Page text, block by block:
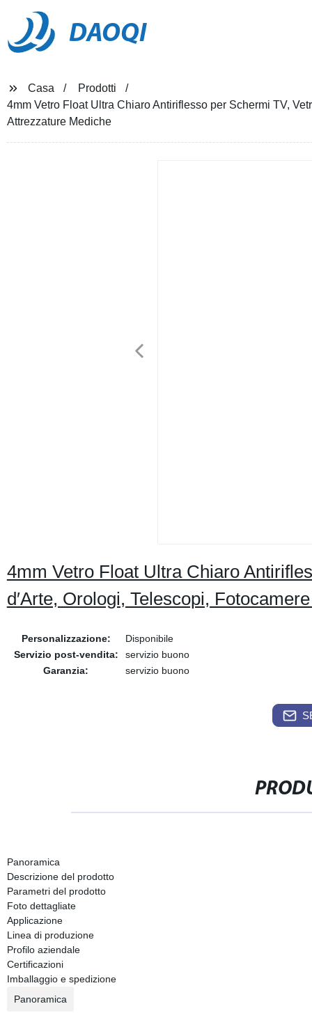
DAOQI
Casa
Prodotti
4mm Vetro Float Ultra Chiaro Antiriflesso per Schermi TV,
Attrezzature Mediche
4mm Vetro Float Ultra Chiaro
d′Arte, Orologi, Telescopi,
Personalizzazione:
Disponibile
Servizio post-vendita:
servizio buono
Garanzia:
servizio buono
Panoramica
Descrizione del prodotto
Parametri del prodotto
Foto dettagliate
Applicazione
Linea di produzione
Profilo aziendale
Certificazioni
Imballaggio e spedizione
Panoramica